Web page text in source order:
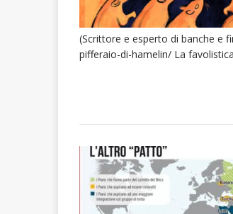
(Scrittore e esperto di banche e
pifferaio-di-hamelin/ La